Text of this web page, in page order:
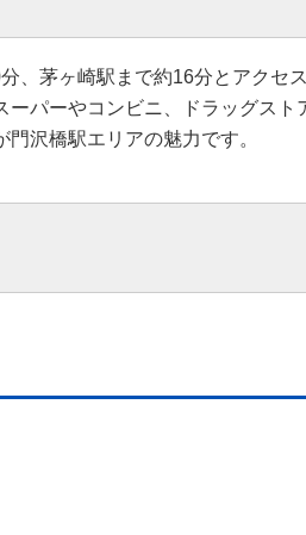
、茅ヶ崎駅まで約16分とアクセ
パーやコンビニ、ドラッグスト
沢橋駅エリアの魅力です。